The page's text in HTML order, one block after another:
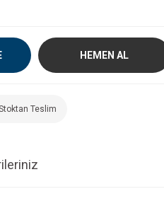
HEMEN AL
Teslim